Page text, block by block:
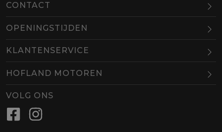
CONTACT
BEL EMAIL
OPENINGSTIJDEN
Maandag
Dinsdag
10.00-18.00
Woensdag
Donderdag
Vrijdag
KLANTENSERVICE
HOFLAND MOTOREN
VOLG ONS